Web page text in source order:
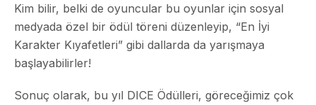
Kim bilir, belki de oyuncular bu oyunlar için sosyal
medyada özel bir ödül töreni düzenleyip, “En İyi
Karakter Kıyafetleri” gibi dallarda da yarışmaya
başlayabilirler!
Sonuç olarak, bu yıl DICE Ödülleri, göreceğimiz çok